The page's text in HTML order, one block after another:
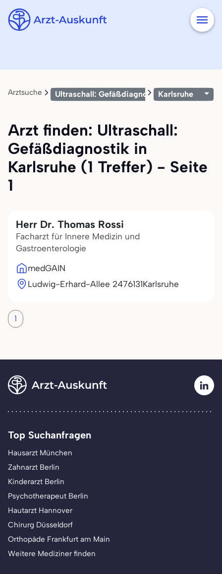
Arztsuche Ultraschall: GefäßdiagnostikKarlsruhe
Arzt finden: Ultraschall:
Gefäßdiagnostik in
Karlsruhe (1 Treffer) - Seite
1
Herr Dr. Thomas Rossi
Facharzt für Innere Medizin und
Gastroenterologie
medGAIN
Ludwig-Erhard-Allee 2476131Karlsruhe
1
Top Suchanfragen
Hausarzt München
Zahnarzt Berlin
Kinderarzt Berlin
Psychotherapeut Berlin
Hautarzt Hannover
Chirurg Düsseldorf
Orthopäde Frankfurt am Main
Weitere Mediziner finden